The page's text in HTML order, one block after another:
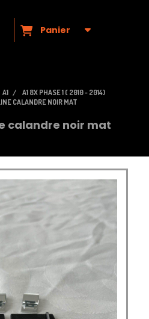
VAGPanier
A1
A1 8X PHASE 1 ( 2010 - 2014)
CALANDRE NOIR MAT
calandre noir mat